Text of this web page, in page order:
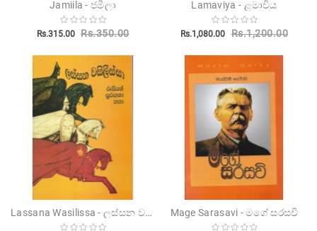
Jamiila - ජමීලා
Rs.315.00 Rs.350.00
Lamaviya - ළමාවිය
Rs.1,080.00 Rs.1,200.00
Lassana Wasilissa - ලස්සන වසිලිස්සා Mage Sarasavi - මගේ සරසවි